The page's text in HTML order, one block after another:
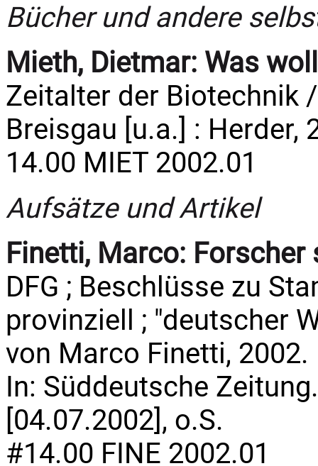
Bücher und andere
Mieth, Dietmar: Was
Zeitalter der Biotechnik
Breisgau [u.a.] : Herder,
14.00 MIET 2002.01
Aufsätze und Artikel
Finetti, Marco: Forscher
DFG ; Beschlüsse zu
provinziell ; "deutscher
von Marco Finetti, 2002.
In: Süddeutsche
[04.07.2002], o.S.
#14.00 FINE 2002.01